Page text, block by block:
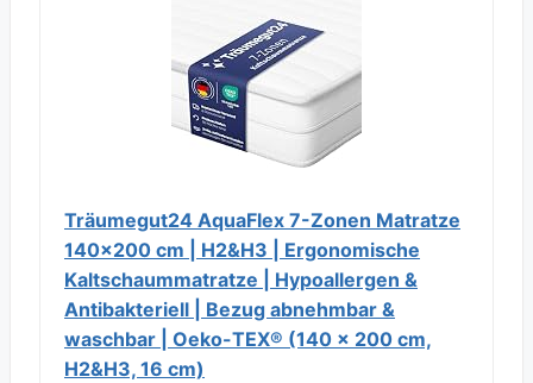
Träumegut24 AquaFlex 7-Zonen Matratze
140x200 cm | H2&H3 | Ergonomische
Kaltschaummatratze | Hypoallergen &
Antibakteriell | Bezug abnehmbar &
waschbar | Oeko-TEX® (140 x 200 cm,
H2&H3, 16 cm)